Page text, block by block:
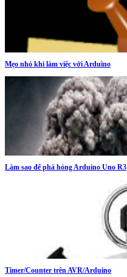
Mẹo nhỏ khi làm việc với Arduino
Làm sao để phá hỏng Arduino Uno R3
Timer/Counter trên AVR/Arduino